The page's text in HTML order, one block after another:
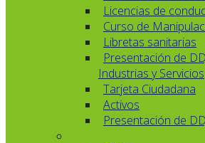
Licencias de
Curso de
Libretas sanitarias
Presentación de
Industrias y Servicios
Tarjeta Ciudadana
Activos
Presentación de